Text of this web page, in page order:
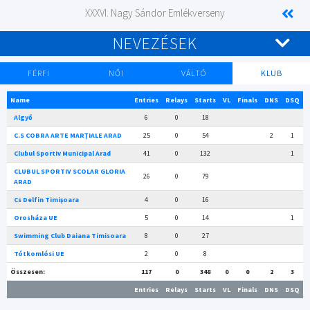
XXXVI. Nagy Sándor Emlékverseny
NEVEZÉSEK
FÉRFI NŐI VÁLTÓ KLUB
Name Entries Relays Starts VL Finals DNS
DSQ
Algyő
6 0
18
C.S COBRA ARTE MARȚIALE ARAD
25 0 54 2
1
Clubul Sportiv Municipal Arad
41 0 132
1
CLUBUL SPORTIV SCOLAR GLORIA
ARAD
26 0 79
Cs Delfin Timişoara 4 0
16
Orosháza UE
5 0 14
1
Swimming Club Daiana Timisoara
8 0
27
Tótkomlósi UE
2 0
8
Összesen:
117 0 348 0 0 2
3
Entries
Relays Starts VL Finals DNS DSQ